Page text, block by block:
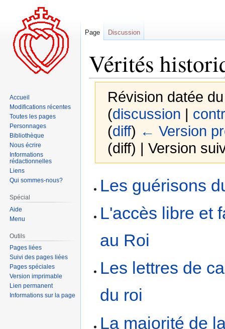
Vérités
Révision datée
(discussion |
(diff) ← Version
(diff) | Version
navigation
recherche
Les guérisons
L'accès libre et
au Roi
Les lettres de
du roi
La majorité de
Page Discussion
Accueil
Modifications récentes
Toutes les pages
Personnages
Bibliothèque
Nous écrire
Informations
rédactionnelles
Liens
Qui sommes-nous?
Spécial
Aide
Menu
Outils
Pages liées
Suivi des pages liées
Pages spéciales
Version imprimable
Lien permanent
Informations sur la page